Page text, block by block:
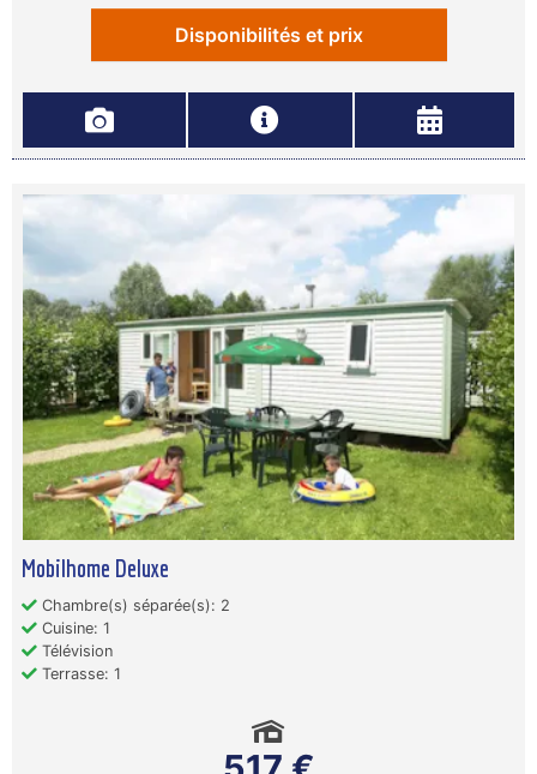
Disponibilités et prix
Mobilhome Deluxe
Chambre(s) séparée(s): 2
Cuisine: 1
Télévision
Terrasse: 1